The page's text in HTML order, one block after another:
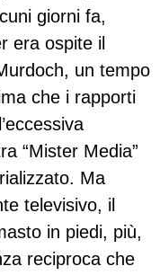
giorni fa,
era ospite il
un tempo
che i rapporti
“Mister Media”
Ma
televisivo, il
in piedi, più,
reciproca che